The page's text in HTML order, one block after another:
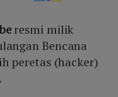
resmi milik
Bencana
peretas (hacker)